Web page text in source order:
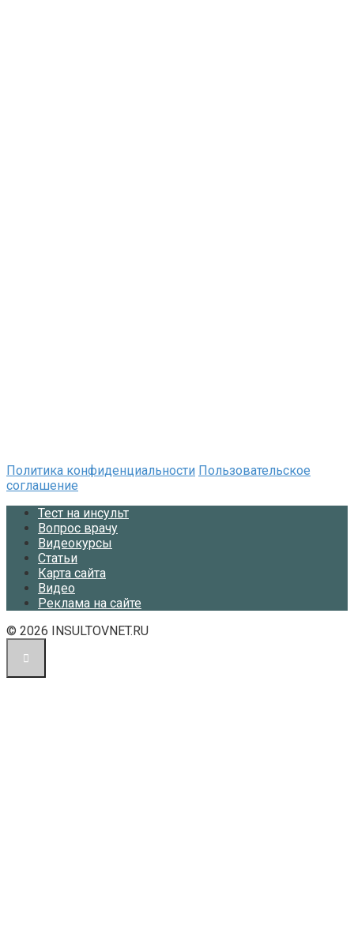
Политика конфиденциальности Пользовательское
соглашение
Тест на инсульт
Вопрос врачу
Видеокурсы
Статьи
Карта сайта
Видео
Реклама на сайте
© 2026 INSULTOVNET.RU